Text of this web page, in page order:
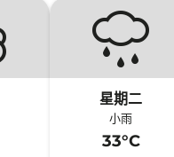
星期二
小雨
33°C